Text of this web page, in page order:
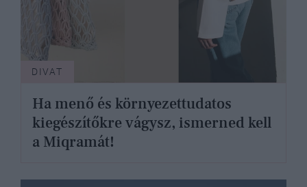
DIVAT
Ha menő és környezettudatos
kiegészítőkre vágysz, ismerned kell
a Miqramát!